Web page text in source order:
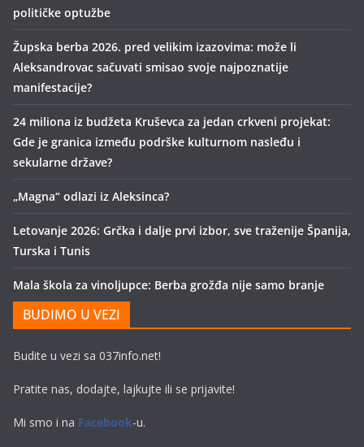
političke optužbe
Župska berba 2026. pred velikim izazovima: može li
Aleksandrovac sačuvati smisao svoje najpoznatije
manifestacije?
24 miliona iz budžeta Kruševca za jedan crkveni projekat:
Gde je granica između podrške kulturnom nasleđu i
sekularne države?
„Magna“ odlazi iz Aleksinca?
Letovanje 2026: Grčka i dalje prvi izbor, sve traženije Španija,
Turska i Tunis
Mala škola za vinoljupce: Berba grožđa nije samo branje
BUDIMO U VEZI
Budite u vezi sa 037info.net!
Pratite nas, dodajte, lajkujte ili se prijavite!
Mi smo i na Facebook-u.